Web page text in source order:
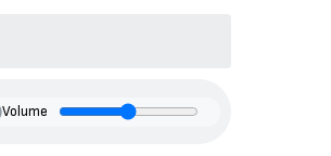
Volume